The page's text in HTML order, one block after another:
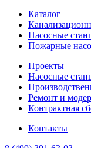
Каталог
Насосные
Пожарные
Проекты
Насосные
Ремонт и
Контрактная
Контакты